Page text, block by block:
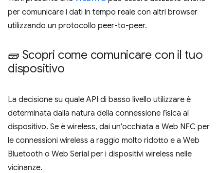
per comunicare i dati in tempo reale con altri browser
utilizzando un protocollo peer-to-peer.
🧱 Scopri come comunicare con il tuo
dispositivo
La decisione su quale API di basso livello utilizzare è
determinata dalla natura della connessione fisica al
dispositivo. Se è wireless, dai un'occhiata a Web NFC per
le connessioni wireless a raggio molto ridotto e a Web
Bluetooth o Web Serial per i dispositivi wireless nelle
vicinanze.